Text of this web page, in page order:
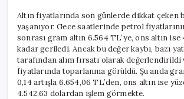
Altın fiyatlarında son günlerde dikkat çeken
yaşanıyor. Gece saatlerinde petrol
sonrası gram altın 6.564 TL’ye, ons altın ise
kadar geriledi. Ancak bu değer kaybı, bazı
tarafından alım fırsatı olarak değerlendirildi
fiyatlarında toparlanma görüldü. Şu anda
0,14 artışla 6.654,06 TL’den, ons altın ise
4.542,63 dolardan işlem görmekte.